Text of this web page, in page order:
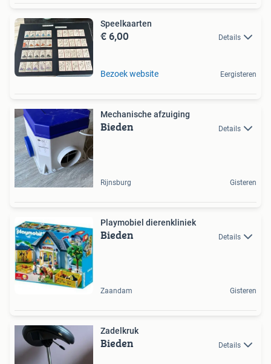
Speelkaarten
€ 6,00 Details
Bezoek website Eergisteren
Mechanische afzuiging
Bieden Details
Rijnsburg Gisteren
Playmobiel dierenkliniek
Bieden Details
Zaandam Gisteren
Zadelkruk
Bieden Details